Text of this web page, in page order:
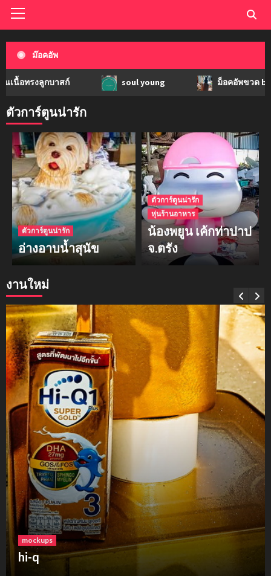
ม๊อคอัพ
ลูกบาสก์ soul young ม็อคอัพขวด bsab
งานใหม่
mockups
hi-q
ตัวการ์ตูนน่ารัก
ตัวการ์ตูนน่ารัก
อ่างอาบน้ำสุนัข
ตัวการ์ตูนน่ารัก
หุ่นร้านอาหาร
น้องพยูน เค้กท่าปาป
จ.ตรัง
3
mockups
soul young
4
mockups
ม็อคอัพขวด bsab
mockups
ม็อคอัพน้ำมันวังว่าน